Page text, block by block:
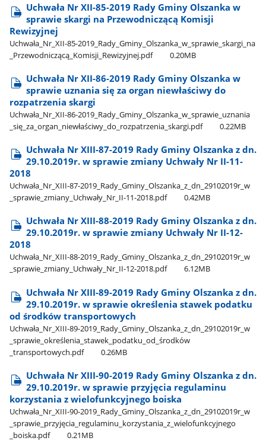
Uchwała Nr XII-85-2019 Rady Gminy Olszanka w
sprawie skargi na Przewodniczącą Komisji
Rewizyjnej
Uchwała​_Nr​_XII-85-2019​_Rady​_Gminy​_Olszanka​_w​_sprawie​_skargi​_na​
_Przewodniczącą​_Komisji​_Rewizyjnej.pdf
0.20MB
Uchwała Nr XII-86-2019 Rady Gminy Olszanka w
sprawie uznania się za organ niewłaściwy do
rozpatrzenia skargi
Uchwała​_Nr​_XII-86-2019​_Rady​_Gminy​_Olszanka​_w​_sprawie​_uznania​
_się​_za​_organ​_niewłaściwy​_do​_rozpatrzenia​_skargi.pdf
0.22MB
Uchwała Nr XIII-87-2019 Rady Gminy Olszanka z dn.
29.10.2019r. w sprawie zmiany Uchwały Nr II-11-
2018
Uchwała​_Nr​_XIII-87-2019​_Rady​_Gminy​_Olszanka​_z​_dn​_29102019r​_w​
_sprawie​_zmiany​_Uchwały​_Nr​_II-11-2018.pdf
0.42MB
Uchwała Nr XIII-88-2019 Rady Gminy Olszanka z dn.
29.10.2019r. w sprawie zmiany Uchwały Nr II-12-
2018
Uchwała​_Nr​_XIII-88-2019​_Rady​_Gminy​_Olszanka​_z​_dn​_29102019r​_w​
_sprawie​_zmiany​_Uchwały​_Nr​_II-12-2018.pdf
6.12MB
Uchwała Nr XIII-89-2019 Rady Gminy Olszanka z dn.
29.10.2019r. w sprawie określenia stawek podatku
od środków transportowych
Uchwała​_Nr​_XIII-89-2019​_Rady​_Gminy​_Olszanka​_z​_dn​_29102019r​_w​
_sprawie​_określenia​_stawek​_podatku​_od​_środków​
_transportowych.pdf
0.26MB
Uchwała Nr XIII-90-2019 Rady Gminy Olszanka z dn.
29.10.2019r. w sprawie przyjęcia regulaminu
korzystania z wielofunkcyjnego boiska
Uchwała​_Nr​_XIII-90-2019​_Rady​_Gminy​_Olszanka​_z​_dn​_29102019r​_w​
_sprawie​_przyjęcia​_regulaminu​_korzystania​_z​_wielofunkcyjnego​
_boiska.pdf
0.21MB